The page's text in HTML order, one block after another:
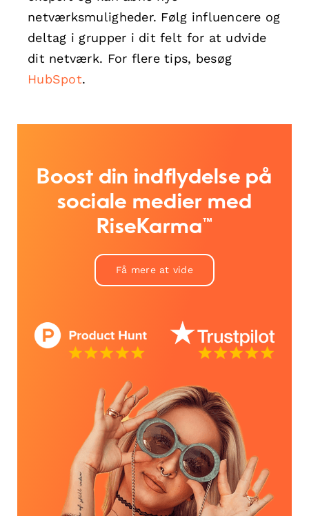
netværksmuligheder. Følg influencere og
deltag i grupper i dit felt for at udvide
dit netværk. For flere tips, besøg
HubSpot.
Boost din indflydelse på
sociale medier med
RiseKarma™
Få mere at vide